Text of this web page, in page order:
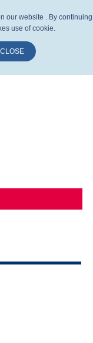
our website . By continuing
use of cookie.
CLOSE